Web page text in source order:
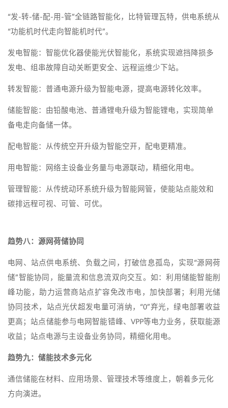
“发-转-储-配-用-管”全链路智能化，比特管理瓦特，供电系统从
“功能机时代走向智能机时代”。
发电智能：智能优化器使能光伏智能化，系统实现遮挡降损多
发电、组串故障自动关断更安全、远程运维少下站。
转发智能：普通电源升级为智能电源，提高电源转化效率。
储能智能：由铅酸电池、普通锂电升级为智能锂电，实现简单
备电走向备储一体。
配电智能：从传统空开升级为智能空开，配电更精准。
用电智能：网络主设备业务量与电源联动，精细化用电。
管理智能：从传统动环系统升级为智能网管，使能站点能效和
碳排远程可视、可管、可优。
趋势八：源网荷储协同
电网、站点供电系统、负载之间，打破信息孤岛，实现“源网荷
储”智能协同，能量流和信息流双向交互。如：利用储能智能削
峰功能，助力运营商站点扩容免改市电，加快部署；利用光储
协同技术，站点光伏超发电量可消纳，“0”弃光，绿电部署收益
更高；站点储能参与电网智能错峰、VPP等电力业务，获取能源
收益；站点电源与主设备业务协同，精细化用电。
趋势九：储能技术多元化
通信储能在材料、应用场景、管理技术等维度上，朝着多元化
方向演进。